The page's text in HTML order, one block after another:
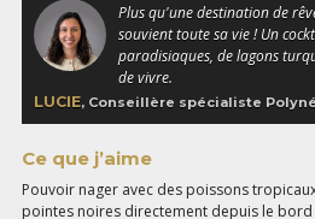
Plus qu'une destination de
souvient toute sa vie ! Un
paradisiaques, de lagons
de vivre.
LUCIE, Conseillère spécialiste
Ce que j’aime
Pouvoir nager avec des poissons
pointes noires directement depuis le